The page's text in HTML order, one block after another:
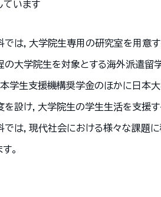
ています
では，大学院生専用の研究室を用意
の大学院生を対象とする海外派遣留
本学生支援機構奨学金のほかに日本
を設け，大学院生の学生生活を支援す
では，現代社会における様々な課題
。